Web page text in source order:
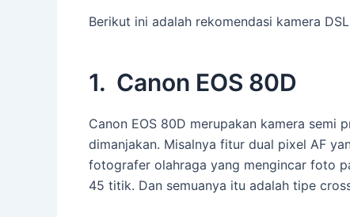
Berikut ini adalah rekomendasi kamera
1. Canon EOS 80D
Canon EOS 80D merupakan kamera semi
dimanjakan. Misalnya fitur dual pixel AF
fotografer olahraga yang mengincar foto
45 titik. Dan semuanya itu adalah tipe